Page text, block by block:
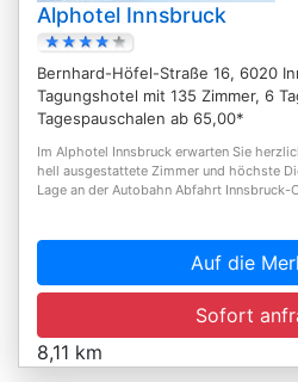
Alphotel Innsbruck
Bernhard-Höfel-Straße 16, 6020
Tagungshotel mit 135 Zimmer, 6
Tagespauschalen ab 65,00*
Im Alphotel Innsbruck erwarten Sie
hell ausgestattete Zimmer und höchste
Lage an der Autobahn Abfahrt Innsbruck-
Auf die
Sofort
8,11 km